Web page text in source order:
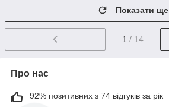
Показати ще
1 / 14
Про нас
92% позитивних з 74 відгуків за рік